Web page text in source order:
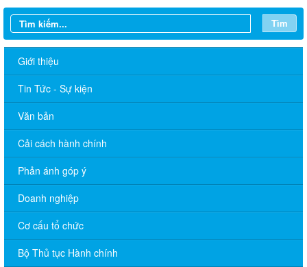
Tìm
Giới thiệu
Tin Tức - Sự kiện
Văn bản
Cải cách hành chính
Phản ánh góp ý
Doanh nghiệp
Cơ cấu tổ chức
Bộ Thủ tục Hành chính
LỊCH LÀM VIỆC TT HĐND-UBND TUẦN 30.2026 (Điều chỉnh,
bổ sung lần 4)
LỊCH LÀM VIỆC TT HĐND-UBND TUẦN 28.2026 (Điều chỉnh,
bổ sung lần 6)